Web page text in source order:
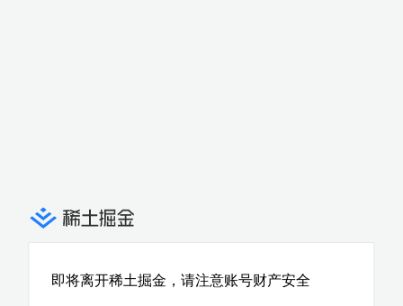
即将离开稀土掘金，请注意账号财产安全